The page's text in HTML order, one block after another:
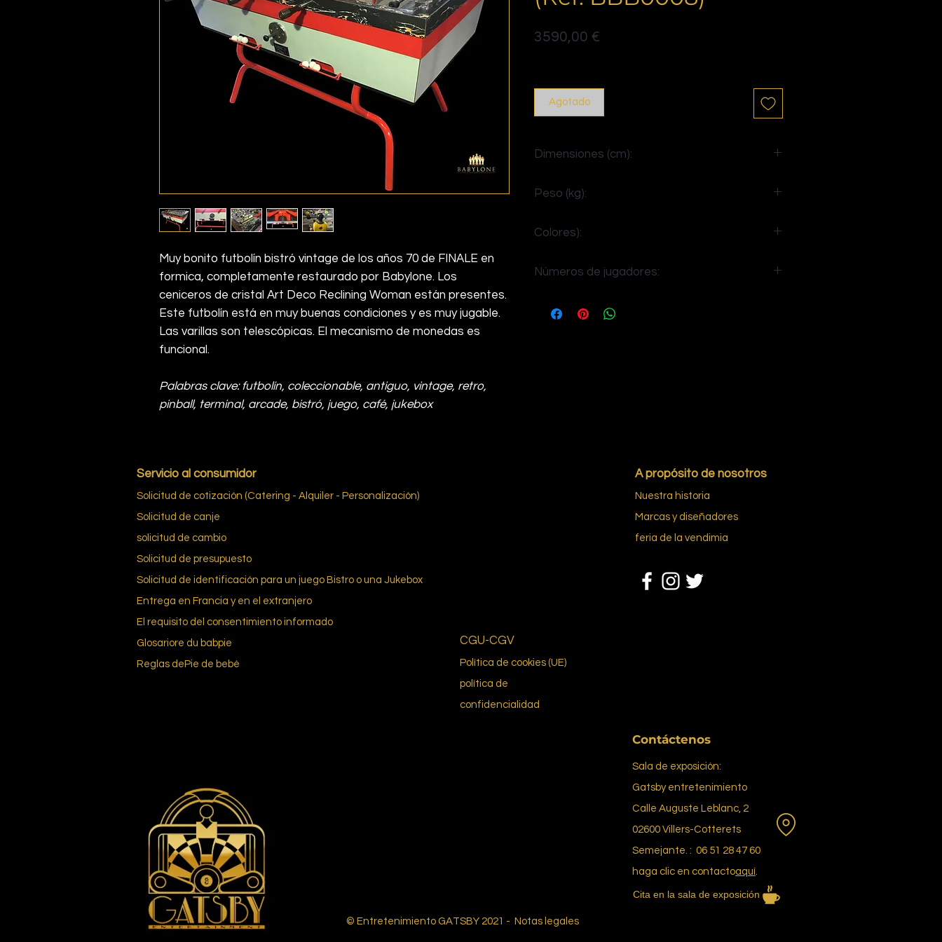
Muy bonito futbolín bistró vintage de los años 70 de FINALE en
formica, completamente restaurado por Babylone. Los
ceniceros de cristal Art Deco Reclining Woman están presentes.
Este futbolín está en muy buenas condiciones y es muy jugable.
Las varillas son telescópicas. El mecanismo de monedas es
funcional.
Palabras clave: futbolín, coleccionable, antiguo, vintage, retro,
pinball, terminal, arcade, bistró, juego, café, jukebox
3590,00 €
Agotado
Dimensiones (cm):
Peso (kg):
Colores):
Números de jugadores:
Servicio al consumidor
Solicitud de cotización (Catering - Alquiler - Personalización)
Solicitud de canje
solicitud de cambio
Solicitud de presupuesto
Solicitud de identificación para un juego Bistro o una Jukebox
Entrega en Francia y en el extranjero
El requisito del consentimiento informado
Glosariore du babpie
Reglas de Pie de bebé
CGU-CGV
Política de cookies (UE)
política de
confidencialidad
A propósito de nosotros
Nuestra historia
Marcas y diseñadores
feria de la vendimia
Contáctenos
Sala de exposición:
Gatsby entretenimiento
Calle Auguste Leblanc, 2
02600 Villers-Cotterets
Semejante. : 06 51 28 47 60
haga clic en contactoaquí.
Cita en la sala de exposición
© Entretenimiento GATSBY 2021 - Notas legales